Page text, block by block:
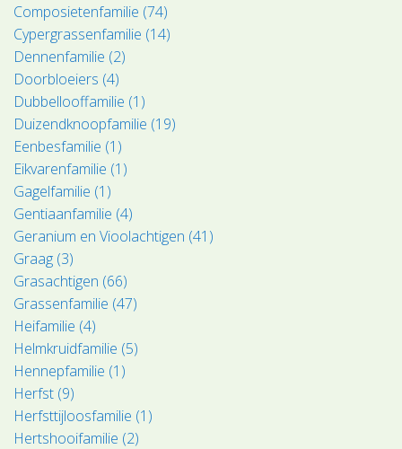
Composietenfamilie (74)
Cypergrassenfamilie (14)
Dennenfamilie (2)
Doorbloeiers (4)
Dubbellooffamilie (1)
Duizendknoopfamilie (19)
Eenbesfamilie (1)
Eikvarenfamilie (1)
Gagelfamilie (1)
Gentiaanfamilie (4)
Geranium en Vioolachtigen (41)
Graag (3)
Grasachtigen (66)
Grassenfamilie (47)
Heifamilie (4)
Helmkruidfamilie (5)
Hennepfamilie (1)
Herfst (9)
Herfsttijloosfamilie (1)
Hertshooifamilie (2)